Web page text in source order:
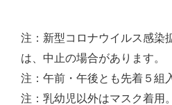
注：新型コロナウイルス感染
は、中止の場合があります。
注：午前・午後とも先着５組
注：乳幼児以外はマスク着用。